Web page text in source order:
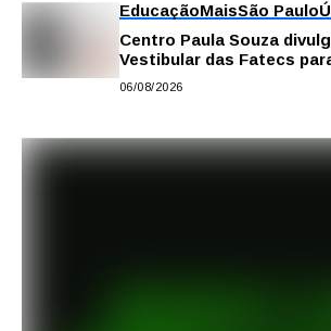
EducaçãoMaisSão Paulo
Centro Paula Souza
Vestibular das Fatecs
semestre de 2027
06/08/2026